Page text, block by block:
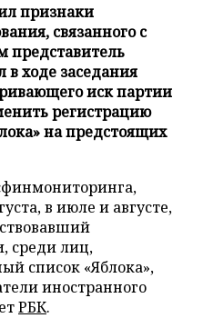
признаки
связанного с
представитель
ходе заседания
иск партии
регистрацию
на предстоящих
в июле и августе,
среди лиц,
список «Яблока»,
иностранного
РБК.